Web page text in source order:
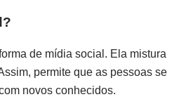
de mídia social. Ela mistura
permite que as pessoas se
novos conhecidos.